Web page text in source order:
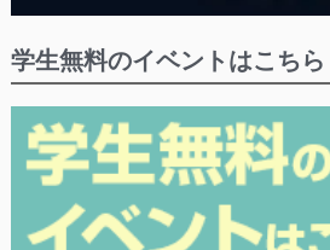
学生無料のイベントはこちら